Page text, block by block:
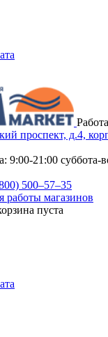
проспект, д.4,
9:00-21:00 суббота-
500–57–35
работы магазинов
пуста